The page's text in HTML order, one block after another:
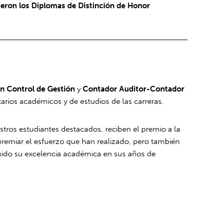
los Diplomas de Distinción de Honor
Control de Gestión yContador Auditor-Contador
académicos y de estudios de las carreras.
estudiantes destacados, reciben el premio a la
el esfuerzo que han realizado, pero también
su excelencia académica en sus años de